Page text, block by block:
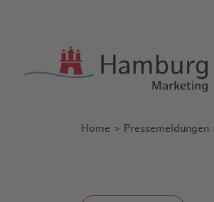
Home Pressemeldungen